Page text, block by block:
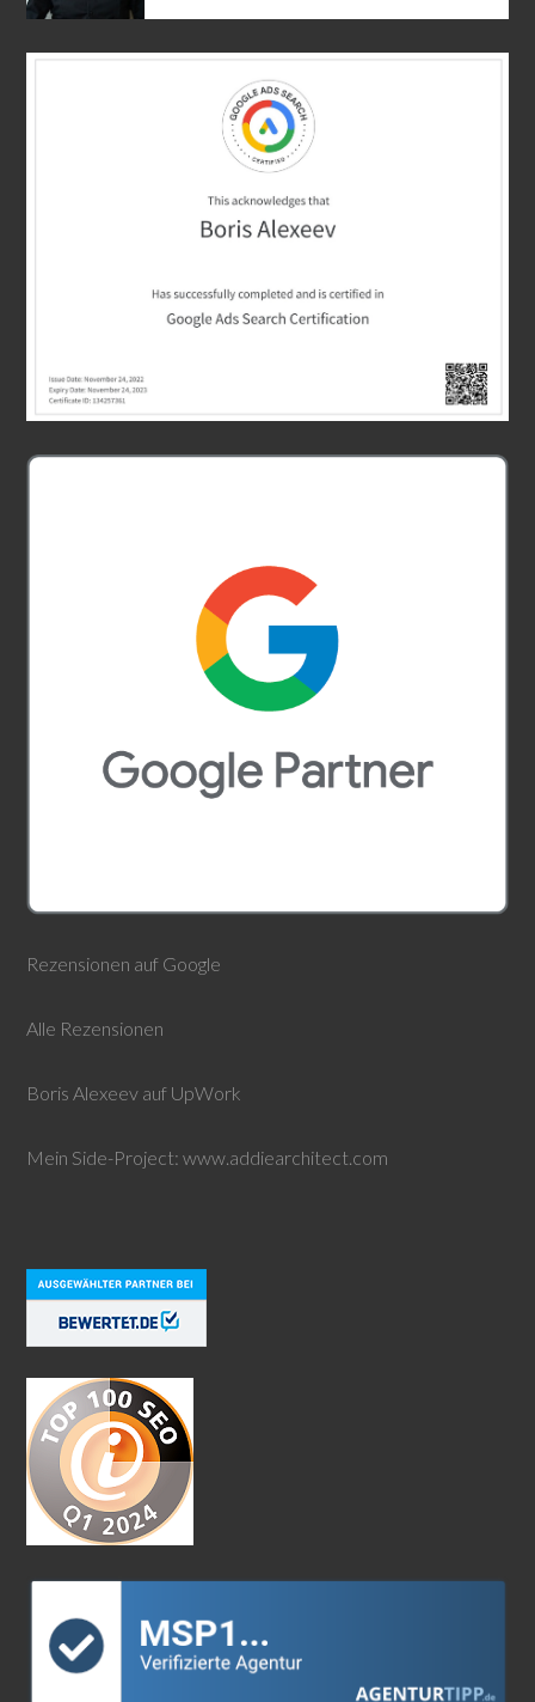
Rezensionen auf Google
Alle Rezensionen
Boris Alexeev auf UpWork
Mein Side-Project:www.addiearchitect.com